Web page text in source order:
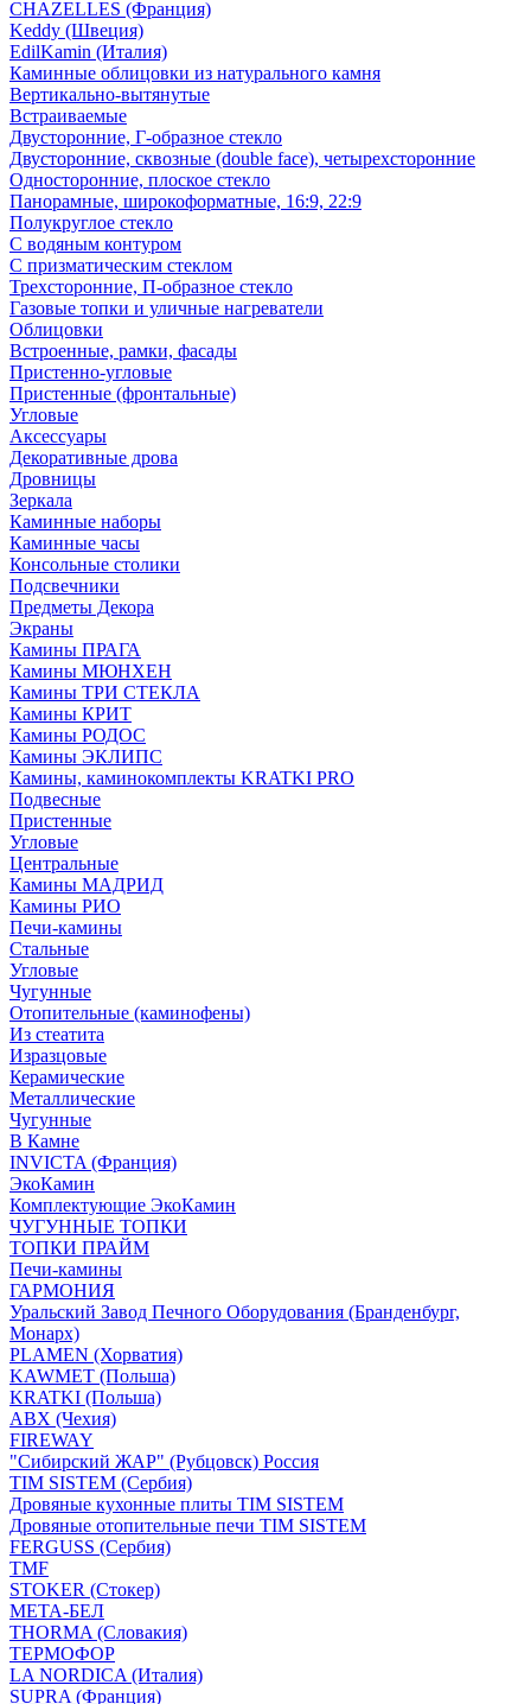
CHAZELLES (Франция)
Keddy (Швеция)
EdilKamin (Италия)
Каминные облицовки из натурального камня
Вертикально-вытянутые
Встраиваемые
Двусторонние, Г-образное стекло
Двусторонние, сквозные (double face), четырехсторонние
Односторонние, плоское стекло
Панорамные, широкоформатные, 16:9, 22:9
Полукруглое стекло
С водяным контуром
С призматическим стеклом
Трехсторонние, П-образное стекло
Газовые топки и уличные нагреватели
Облицовки
Встроенные, рамки, фасады
Пристенно-угловые
Пристенные (фронтальные)
Угловые
Аксессуары
Декоративные дрова
Дровницы
Зеркала
Каминные наборы
Каминные часы
Консольные столики
Подсвечники
Предметы Декора
Экраны
Камины ПРАГА
Камины МЮНХЕН
Камины ТРИ СТЕКЛА
Камины КРИТ
Камины РОДОС
Камины ЭКЛИПС
Камины, каминокомплекты KRATKI PRO
Подвесные
Пристенные
Угловые
Центральные
Камины МАДРИД
Камины РИО
Печи-камины
Стальные
Угловые
Чугунные
Отопительные (каминофены)
Из стеатита
Изразцовые
Керамические
Металлические
Чугунные
В Камне
INVICTA (Франция)
ЭкоКамин
Комплектующие ЭкоКамин
ЧУГУННЫЕ ТОПКИ
ТОПКИ ПРАЙМ
Печи-камины
ГАРМОНИЯ
Уральский Завод Печного Оборудования (Бранденбург,
Монарх)
PLAMEN (Хорватия)
KAWMET (Польша)
KRATKI (Польша)
ABX (Чехия)
FIREWAY
"Сибирский ЖАР" (Рубцовск) Россия
TIM SISTEM (Сербия)
Дровяные кухонные плиты TIM SISTEM
Дровяные отопительные печи TIM SISTEM
FERGUSS (Сербия)
TMF
STOKER (Стокер)
МЕТА-БЕЛ
THORMA (Словакия)
ТЕРМОФОР
LA NORDICA (Италия)
SUPRA (Франция)